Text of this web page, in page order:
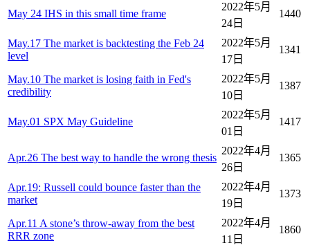
May 24 IHS in this small time frame
2022年5月
24日
1440
May.17 The market is backtesting the Feb 24
level
2022年5月
17日
1341
May.10 The market is losing faith in Fed's
credibility
2022年5月
10日
1387
May.01 SPX May Guideline
2022年5月
01日
1417
Apr.26 The best way to handle the wrong thesis
2022年4月
26日
1365
Apr.19: Russell could bounce faster than the
market
2022年4月
19日
1373
Apr.11 A stone’s throw-away from the best
RRR zone
2022年4月
11日
1860